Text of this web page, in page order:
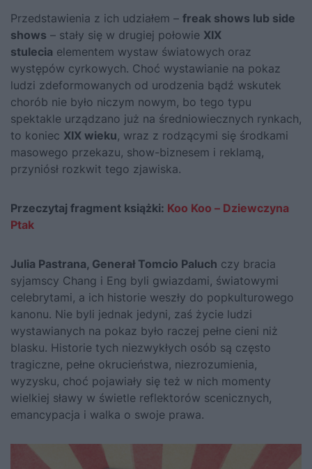
Przedstawienia z ich udziałem – freak shows lub side
shows – stały się w drugiej połowie XIX
stulecia elementem wystaw światowych oraz
występów cyrkowych. Choć wystawianie na pokaz
ludzi zdeformowanych od urodzenia bądź wskutek
chorób nie było niczym nowym, bo tego typu
spektakle urządzano już na średniowiecznych rynkach,
to koniec XIX wieku, wraz z rodzącymi się środkami
masowego przekazu, show-biznesem i reklamą,
przyniósł rozkwit tego zjawiska.
Przeczytaj fragment książki: Koo Koo – Dziewczyna
Ptak
Julia Pastrana, Generał Tomcio Paluch czy bracia
syjamscy Chang i Eng byli gwiazdami, światowymi
celebrytami, a ich historie weszły do popkulturowego
kanonu. Nie byli jednak jedyni, zaś życie ludzi
wystawianych na pokaz było raczej pełne cieni niż
blasku. Historie tych niezwykłych osób są często
tragiczne, pełne okrucieństwa, niezrozumienia,
wyzysku, choć pojawiały się też w nich momenty
wielkiej sławy w świetle reflektorów scenicznych,
emancypacja i walka o swoje prawa.